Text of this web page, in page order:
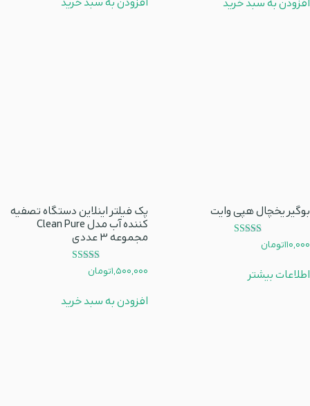
افزودن به سبد خرید افزودن به سبد خرید
بوگیر یخچال هپی وایت
امتیاز
5.00
110,000تومان
اطلاعات بیشتر
پک فیلتر اینلاین دستگاه تصفیه
کننده آب مدل Clean Pure
مجموعه 3 عددی
امتیاز
5.00
1,500,000تومان
افزودن به سبد خرید